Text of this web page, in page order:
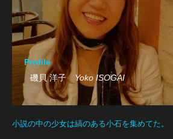
Profile
磯貝 洋子 Yoko ISOGAI
小説の中の少女は縞のある小石を集めてた。